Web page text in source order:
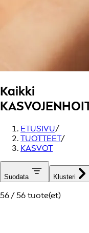
Kaikki
ETUSIVU/
TUOTTEET/
KASVOT
Suodata Klusteri
56 / 56 tuote(et)